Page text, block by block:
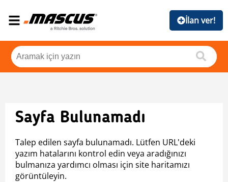
İlan ver!
Sayfa Bulunamadı
Talep edilen sayfa bulunamadı. Lütfen URL'deki
yazım hatalarını kontrol edin veya aradığınızı
bulmanıza yardımcı olması için site haritamızı
görüntüleyin.